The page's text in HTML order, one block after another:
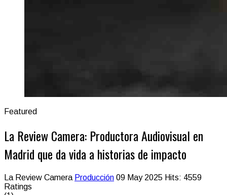
Featured
La Review Camera: Productora Audiovisual en
Madrid que da vida a historias de impacto
La Review Camera Producción 09 May 2025 Hits: 4559
Ratings